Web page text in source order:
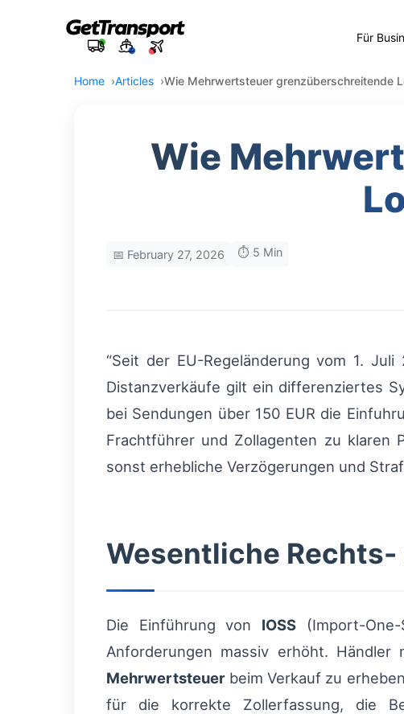
Für
Home Articles Wie Mehrwertsteuer grenzüberschreitende
Wie
📅 February 27, 2026 ⏱️ 5 Min
“Seit der EU-Regeländerung vom 1.
Distanzverkäufe gilt ein differenziertes
bei Sendungen über 150 EUR die
Frachtführer und Zollagenten zu klaren
sonst erhebliche Verzögerungen und
Wesentliche
Die Einführung von IOSS (Import-
Anforderungen massiv erhöht.
Mehrwertsteuer beim Verkauf zu
für die korrekte Zollerfassung, die